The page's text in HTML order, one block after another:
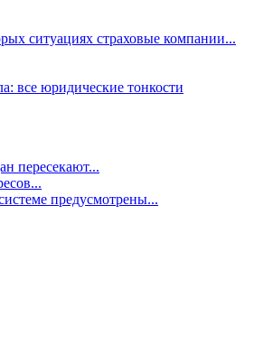
ситуациях страховые компании...
все юридические тонкости
пересекают...
предусмотрены...